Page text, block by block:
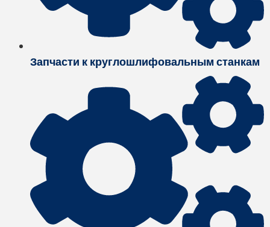
Запчасти к круглошлифовальным станкам